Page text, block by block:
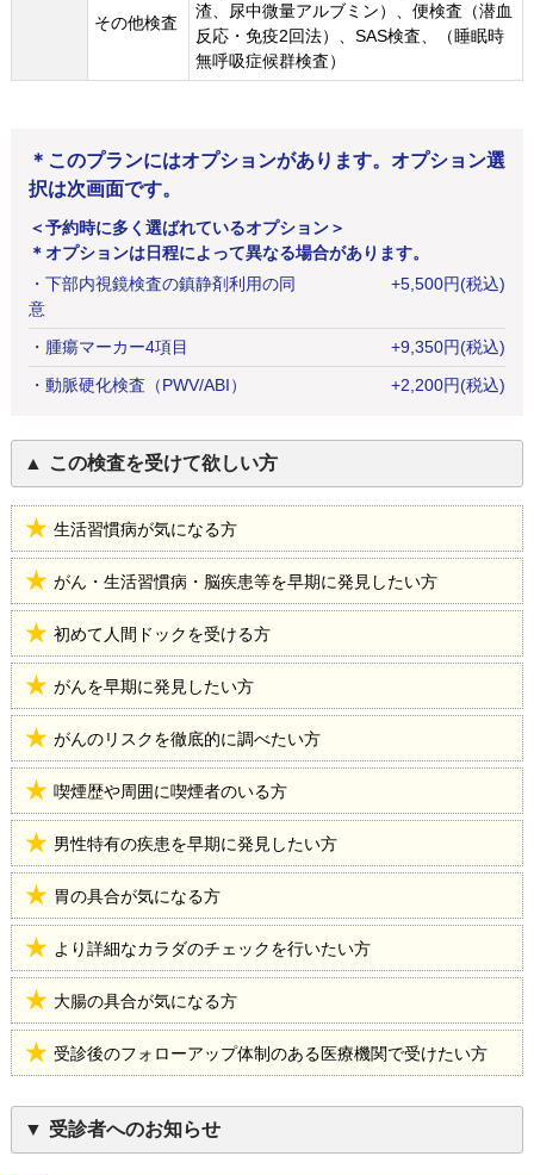
その他検査
渣、尿中微量アルブミン）、便検査（潜血
反応・免疫2回法）、SAS検査、（睡眠時
無呼吸症候群検査）
＊このプランにはオプションがあります。オプション選
択は次画面です。
＜予約時に多く選ばれているオプション＞
＊オプションは日程によって異なる場合があります。
・ 下部内視鏡検査の鎮静剤利用の同
意
+5,500円(税込)
・ 腫瘍マーカー4項目 +9,350円(税込)
・ 動脈硬化検査（PWV/ABI） +2,200円(税込)
この検査を受けて欲しい方
生活習慣病が気になる方
がん・生活習慣病・脳疾患等を早期に発見したい方
初めて人間ドックを受ける方
がんを早期に発見したい方
がんのリスクを徹底的に調べたい方
喫煙歴や周囲に喫煙者のいる方
男性特有の疾患を早期に発見したい方
胃の具合が気になる方
より詳細なカラダのチェックを行いたい方
大腸の具合が気になる方
受診後のフォローアップ体制のある医療機関で受けたい方
受診者へのお知らせ